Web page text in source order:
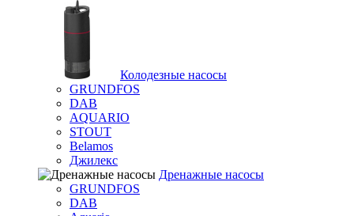
Колодезные насосы
GRUNDFOS
DAB
AQUARIO
STOUT
Belamos
Джилекс
Дренажные насосы
GRUNDFOS
DAB